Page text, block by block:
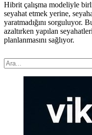
Hibrit çalışma modeliyle
seyahat etmek yerine,
yaratmadığını sorguluyor.
azaltırken yapılan
planlanmasını sağlıyor.